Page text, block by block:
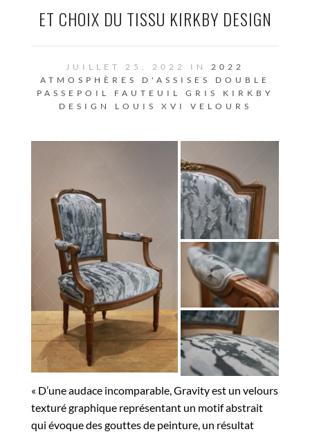
ET CHOIX DU TISSU KIRKBY DESIGN
JUILLET 25, 2022 IN 2022
ATMOSPHÈRES D'ASSISES
DOUBLE
PASSEPOIL
FAUTEUIL GRIS
KIRKBY
DESIGN
LOUIS XVI VELOURS
« D’une audace incomparable, Gravity est un velours
texturé graphique représentant un motif abstrait
qui évoque des gouttes de peinture, un résultat